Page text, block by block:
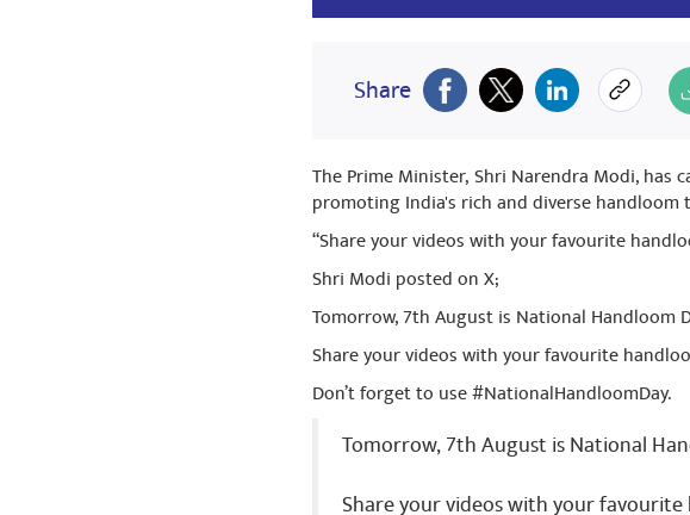
Share
Jitender Kumar BJP
Delhi Police Govindpuri New
Share
The Prime Minister, Shri Narendra Modi,
promoting India's rich and diverse handloom
“Share your videos with your favourite
Shri Modi posted on X;
Tomorrow, 7th August is National Handloom
Share your videos with your favourite
Don’t forget to use #NationalHandloomDay.
Tomorrow, 7th August is National
Share your videos with your